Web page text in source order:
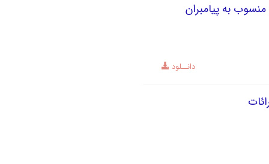
منسوب به پیامبران
دانــلود